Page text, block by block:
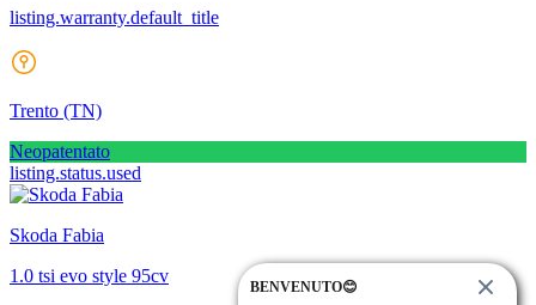
listing.warranty.default_title
Trento (TN)
Neopatentato
listing.status.used
Skoda Fabia
1.0 tsi evo style 95cv
BENVENUTO😊